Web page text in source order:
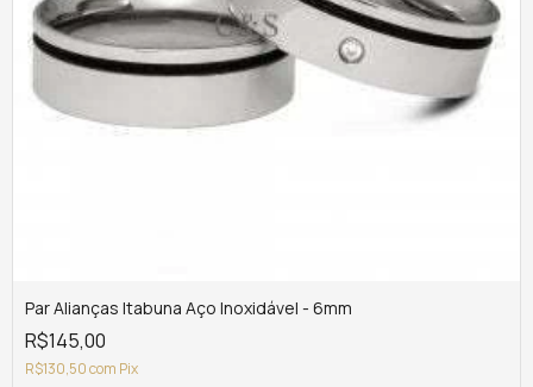
Par Alianças Itabuna Aço Inoxidável - 6mm
R$145,00
R$130,50com Pix